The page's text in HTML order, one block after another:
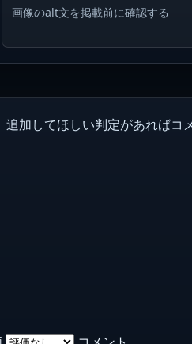
画像のalt文を掲載前に確認する
加してほしい判定があればコ